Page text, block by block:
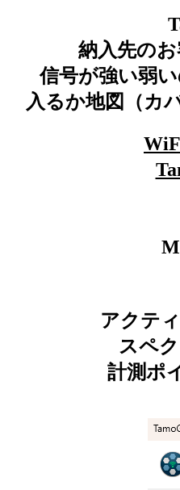
納入先の
信号が強い弱
入るか地図（カ
アクテ
スペ
計測ポ